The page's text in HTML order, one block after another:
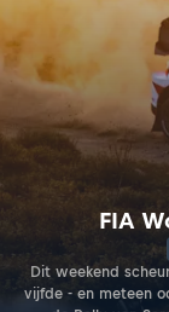
FIA
Dit weekend
vijfde - en meteen